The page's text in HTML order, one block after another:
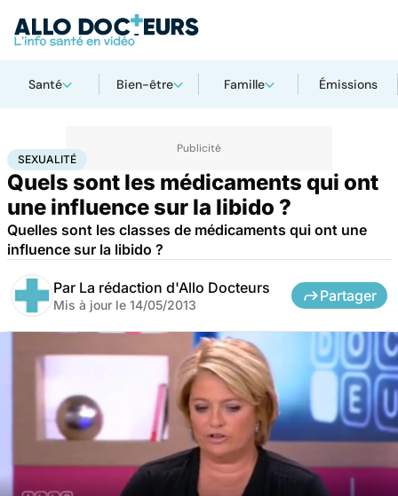
Santé Bien-être Famille Émissions
AccueilBien-être
SEXUALITÉ
Quels sont les médicaments qui ont
une influence sur la libido ?
Quelles sont les classes de médicaments qui ont une
influence sur la libido ?
Par La rédaction d'Allo Docteurs
Mis à jour le 14/05/2013
Partager